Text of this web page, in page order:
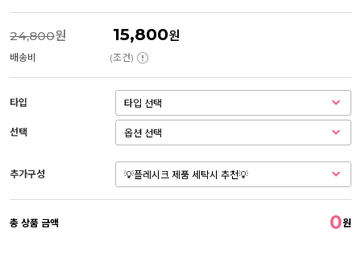
24,800원 15,800원
배송비 (조건)
타입
선택
추가구성
총 상품 금액 0원